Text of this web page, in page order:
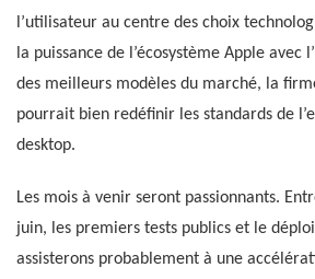
l’utilisateur au centre des choix
la puissance de l’écosystème Apple avec
des meilleurs modèles du marché, la
pourrait bien redéfinir les standards de
desktop.
Les mois à venir seront passionnants.
juin, les premiers tests publics et le
assisterons probablement à une